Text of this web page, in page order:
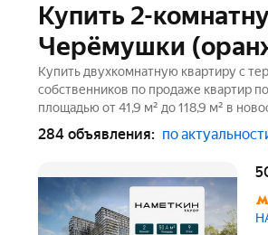
Купить 2-
Черёмушки
Купить двухкомнатную квартиру с
собственников по продаже квартир
площадью от 41,9 м² до 118,9 м² в
284 объявления: по